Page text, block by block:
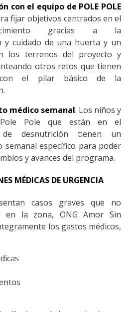
con el equipo de POLE POLE
fijar objetivos centrados en el
gracias a la
y cuidado de una huerta y un
los terrenos del proyecto y
otros retos que tienen
el pilar básico de la
médico semanal. Los niños y
Pole que están en el
de desnutrición tienen un
semanal específico para poder
y avances del programa.
MÉDICAS DE URGENCIA
casos graves que no
en la zona, ONG Amor Sin
los gastos médicos,